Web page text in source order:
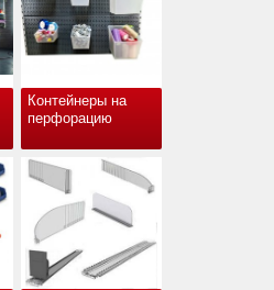
Контейнеры на
перфорацию